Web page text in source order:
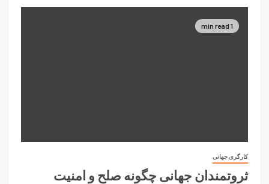
1 min read
کارگری جهانی
ثروتمندان جهانی چگونه صلح و امنیت